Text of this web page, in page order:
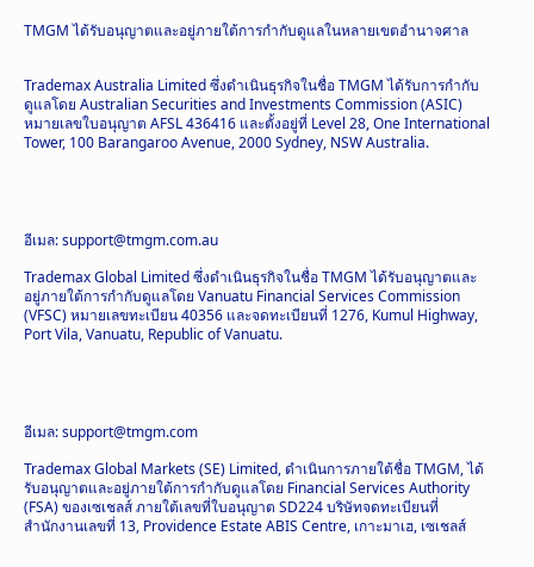
TMGM ได้รับอนุญาตและอยู่ภายใต้การกำกับดูแลในหลายเขตอำนาจศาล
Trademax Australia Limited ซึ่งดำเนินธุรกิจในชื่อ TMGM ได้รับการกำกับ
ดูแลโดย Australian Securities and Investments Commission (ASIC)
หมายเลขใบอนุญาต AFSL 436416 และตั้งอยู่ที่ Level 28, One International
Tower, 100 Barangaroo Avenue, 2000 Sydney, NSW Australia.
อีเมล: support@tmgm.com.au
Trademax Global Limited ซึ่งดำเนินธุรกิจในชื่อ TMGM ได้รับอนุญาตและ
อยู่ภายใต้การกำกับดูแลโดย Vanuatu Financial Services Commission
(VFSC) หมายเลขทะเบียน 40356 และจดทะเบียนที่ 1276, Kumul Highway,
Port Vila, Vanuatu, Republic of Vanuatu.
อีเมล: support@tmgm.com
Trademax Global Markets (SE) Limited, ดำเนินการภายใต้ชื่อ TMGM, ได้
รับอนุญาตและอยู่ภายใต้การกำกับดูแลโดย Financial Services Authority
(FSA) ของเซเชลส์ ภายใต้เลขที่ใบอนุญาต SD224 บริษัทจดทะเบียนที่
สำนักงานเลขที่ 13, Providence Estate ABIS Centre, เกาะมาเฮ, เซเชลส์